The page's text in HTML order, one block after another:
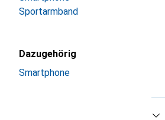
Sportarmband
Dazugehörig
Smartphone